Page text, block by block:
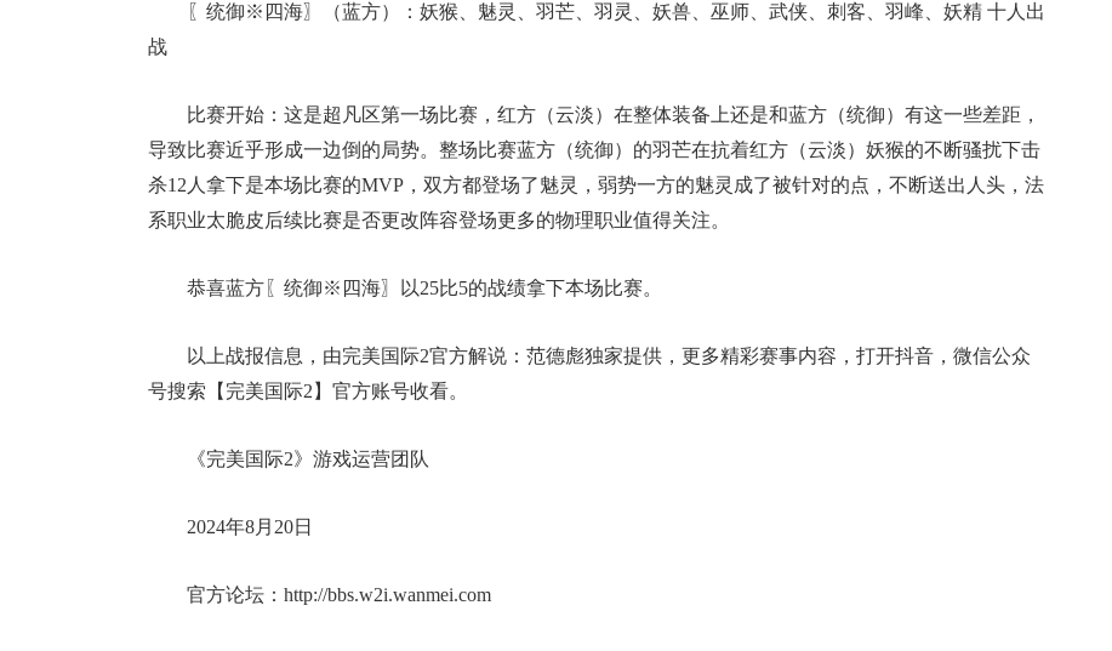
〖统御※四海〗（蓝方）：妖猴、魅灵、羽芒、羽灵、妖兽、巫师、武侠、刺客、羽峰、妖精 十人出
战
比赛开始：这是超凡区第一场比赛，红方（云淡）在整体装备上还是和蓝方（统御）有这一些差距，
导致比赛近乎形成一边倒的局势。整场比赛蓝方（统御）的羽芒在抗着红方（云淡）妖猴的不断骚扰下击
杀12人拿下是本场比赛的MVP，双方都登场了魅灵，弱势一方的魅灵成了被针对的点，不断送出人头，法
系职业太脆皮后续比赛是否更改阵容登场更多的物理职业值得关注。
恭喜蓝方〖统御※四海〗以25比5的战绩拿下本场比赛。
以上战报信息，由完美国际2官方解说：范德彪独家提供，更多精彩赛事内容，打开抖音，微信公众
号搜索【完美国际2】官方账号收看。
《完美国际2》游戏运营团队
2024年8月20日
官方论坛：http://bbs.w2i.wanmei.com